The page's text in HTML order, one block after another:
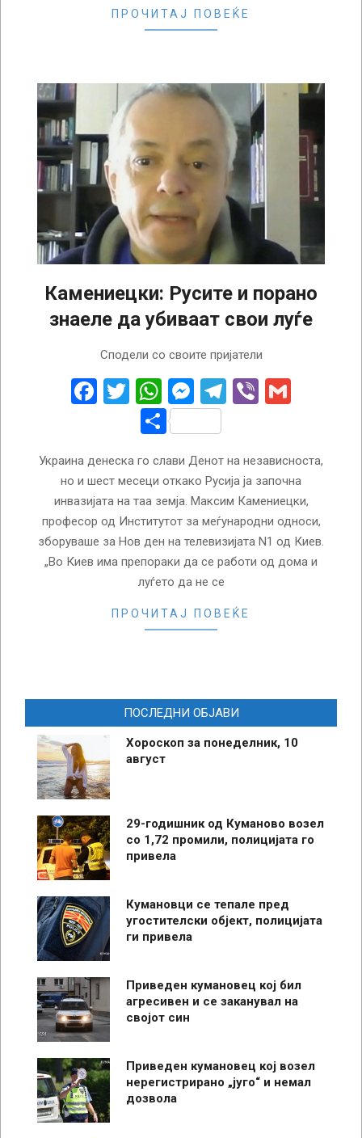
ПРОЧИТАЈ ПОВЕЌЕ
Камениецки: Русите и порано
знаеле да убиваат свои луѓе
Сподели со своите пријатели
Facebook
Twitter
WhatsApp
Messenger
Telegram
Viber
Share
Украина денеска го слави Денот на независноста,
но и шест месеци откако Русија ја започна
инвазијата на таа земја. Максим Камениецки,
професор од Институтот за меѓународни односи,
зборуваше за Нов ден на телевизијата N1 од Киев.
„Во Киев има препораки да се работи од дома и
луѓето да не се
ПРОЧИТАЈ ПОВЕЌЕ
ПОСЛЕДНИ ОБЈАВИ
Хороскоп за понеделник, 10
август
29-годишник од Куманово возел
со 1,72 промили, полицијата го
привела
Кумановци се тепале пред
угостителски објект, полицијата
ги привела
Приведен кумановец кој бил
агресивен и се заканувал на
својот син
Приведен кумановец кој возел
нерегистрирано „југо“ и немал
дозвола